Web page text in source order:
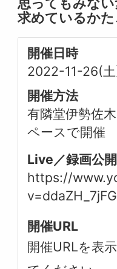
求めているかた
開催日時
2022-11-26(
開催方法
有隣堂伊勢佐
ペースで開催
Live／録画公開
https://
開催URL
開催URLを表